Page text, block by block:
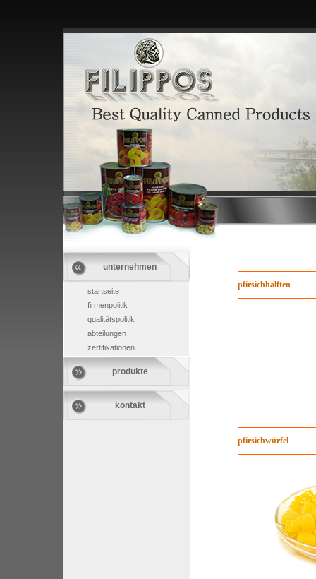
unternehmen
startseite
firmenpolitik
qualitätspolitik
abteilungen
zertifikationen
produkte
kontakt
pfirsichhälften
pfirsichwürfel